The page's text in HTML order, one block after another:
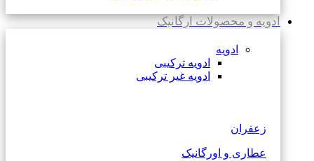
ادویه و محصولات ارگانیک
ادویه
ادویه ترکیبی
ادویه غیر ترکیبی
زعفران
عطاری و اورگانیک